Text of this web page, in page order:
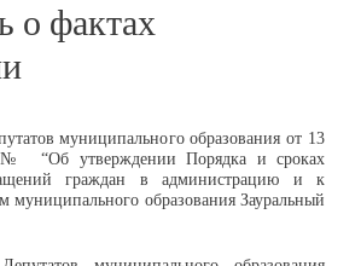
о фактах
муниципального образования от 13
№ “Об утверждении Порядка и сроках
граждан в администрацию и к
муниципального образования Зауральный